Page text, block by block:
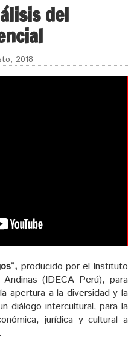
del
2018
producido por el Instituto
(IDECA Perú), para
apertura a la diversidad y la
diálogo intercultural, para la
jurídica y cultural a